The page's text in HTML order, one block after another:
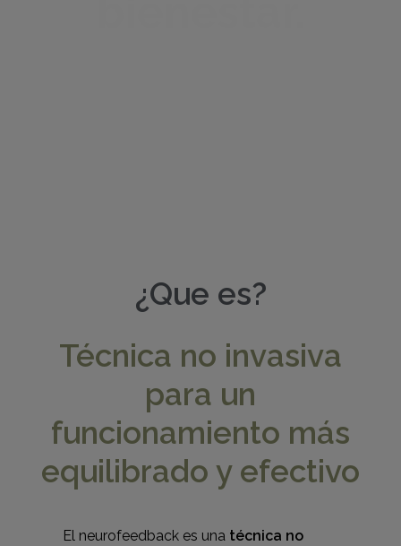
¿Que es?
Técnica no invasiva
para un
funcionamiento más
equilibrado y efectivo
El neurofeedback es una técnica no